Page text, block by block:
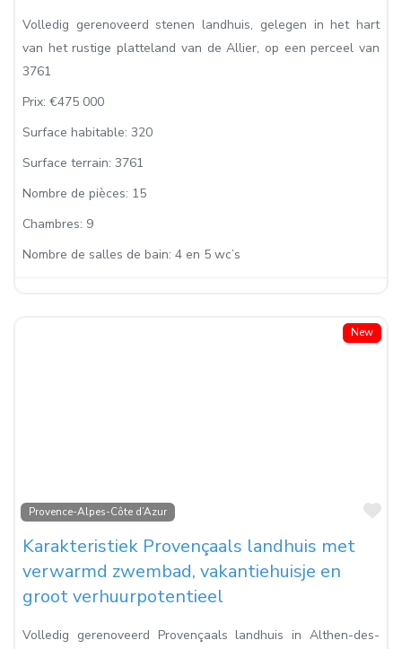
Volledig gerenoveerd stenen landhuis, gelegen in het hart
van het rustige platteland van de Allier, op een perceel van
3761
Prix: €475 000
Surface habitable: 320
Surface terrain: 3761
Nombre de pièces: 15
Chambres: 9
Nombre de salles de bain: 4 en 5 wc’s
New
Provence-Alpes-Côte d’Azur
Karakteristiek Provençaals landhuis met
verwarmd zwembad, vakantiehuisje en
groot verhuurpotentieel
Volledig gerenoveerd Provençaals landhuis in Althen-des-